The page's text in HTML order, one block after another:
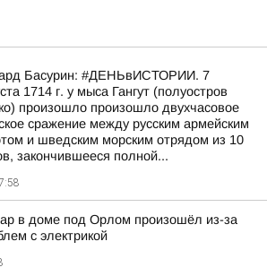
Басурин: #ДЕНЬвИСТОРИИ. 7
1714 г. у мыса Гангут (полуостров
произошло произошло двухчасовое
сражение между русским армейским
и шведским морским отрядом из 10
закончившееся полной...
в доме под Орлом произошёл из-за
с электрикой